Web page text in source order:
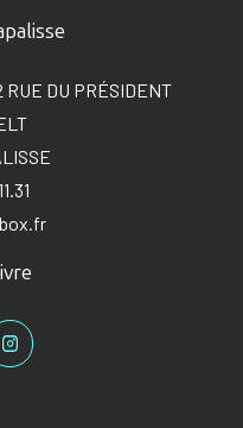
DU PRÉSIDENT